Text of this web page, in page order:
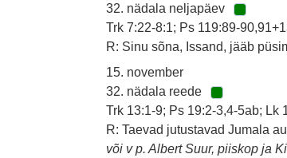
32. nädala neljapäev
Trk 7:22-8:1; Ps 119:89-
R: Sinu sõna, Issand, jääb
15. november
32. nädala reede
Trk 13:1-9; Ps 19:2-3,4-5ab; Lk
R: Taevad jutustavad Jumala
või v p. Albert Suur, piiskop ja